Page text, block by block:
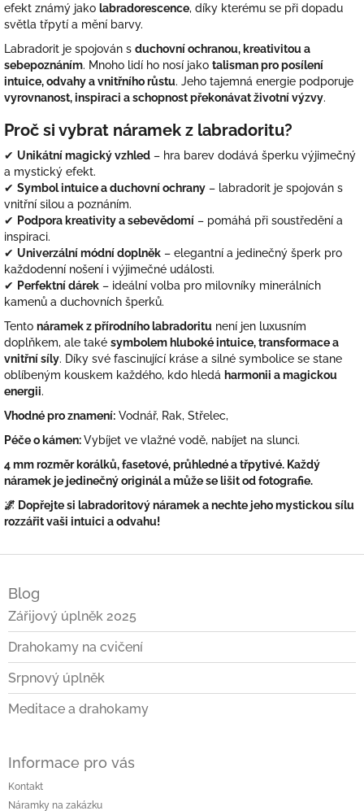
efekt známý jako labradorescence, díky kterému se při dopadu
světla třpytí a mění barvy.
Labradorit je spojován s duchovní ochranou, kreativitou a
sebepoznáním. Mnoho lidí ho nosí jako talisman pro posílení
intuice, odvahy a vnitřního růstu. Jeho tajemná energie podporuje
vyrovnanost, inspiraci a schopnost překonávat životní výzvy.
Proč si vybrat náramek z labradoritu?
✔ Unikátní magický vzhled – hra barev dodává šperku výjimečný
a mystický efekt.
✔ Symbol intuice a duchovní ochrany – labradorit je spojován s
vnitřní silou a poznáním.
✔ Podpora kreativity a sebevědomí – pomáhá při soustředění a
inspiraci.
✔ Univerzální módní doplněk – elegantní a jedinečný šperk pro
každodenní nošení i výjimečné události.
✔ Perfektní dárek – ideální volba pro milovníky minerálních
kamenů a duchovních šperků.
Tento náramek z přírodního labradoritu není jen luxusním
doplňkem, ale také symbolem hluboké intuice, transformace a
vnitřní síly. Díky své fascinující kráse a silné symbolice se stane
oblíbeným kouskem každého, kdo hledá harmonii a magickou
energii.
Vhodné pro znamení: Vodnář, Rak, Střelec,
Péče o kámen:Vybíjet ve vlažné vodě, nabíjet na slunci.
4 mm rozměr korálků, fasetové, průhledné a třpytivé. Každý
náramek je jedinečný originál a může se lišit od fotografie.
🌌 Dopřejte si labradoritový náramek a nechte jeho mystickou sílu
rozzářit vaši intuici a odvahu!
Blog
Zářijový úplněk 2025
Drahokamy na cvičení
Srpnový úplněk
Meditace a drahokamy
Informace pro vás
Kontakt
Náramky na zakázku